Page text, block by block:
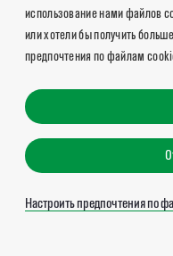
использование нами файлов
или хотели бы получить
предпочтения по файлам
Настроить предпочтения по